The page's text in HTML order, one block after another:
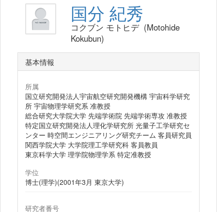
国分 紀秀
コクブン モトヒデ (Motohide
Kokubun)
基本情報
所属
国立研究開発法人宇宙航空研究開発機構 宇宙科学研究
所 宇宙物理学研究系 准教授
総合研究大学院大学 先端学術院 先端学術専攻 准教授
特定国立研究開発法人理化学研究所 光量子工学研究セ
ンター 時空間エンジニアリング研究チーム 客員研究員
関西学院大学 大学院理工学研究科 客員教員
東京科学大学 理学院物理学系 特定准教授
学位
博士(理学)(2001年3月 東京大学)
研究者番号